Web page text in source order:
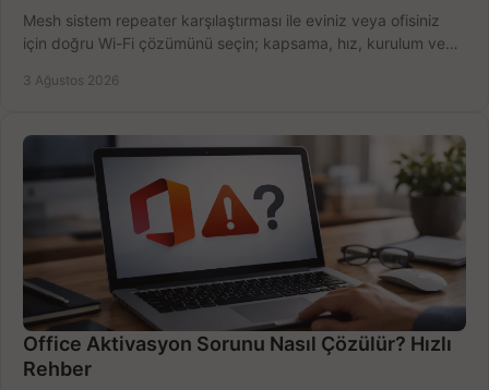
Mesh sistem repeater karşılaştırması ile eviniz veya ofisiniz
için doğru Wi-Fi çözümünü seçin; kapsama, hız, kurulum ve
3 Ağustos 2026
Office Aktivasyon Sorunu Nasıl Çözülür? Hızlı
Rehber